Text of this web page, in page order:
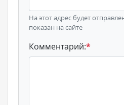
На этот адрес будет
показан на сайте
Комментарий:*